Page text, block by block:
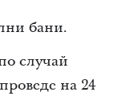
бани.
случай
на 24